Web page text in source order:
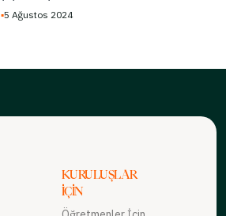
▪5 Ağustos 2024
KURULUŞLAR
İÇIN